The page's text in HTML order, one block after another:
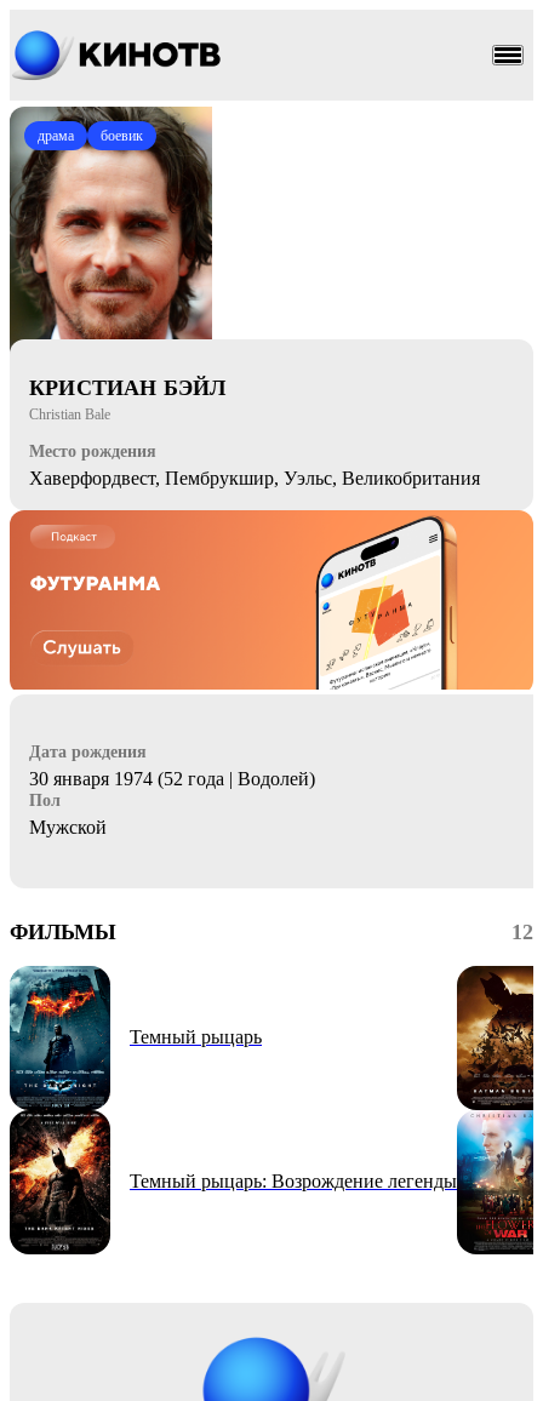
драма боевик
КРИСТИАН БЭЙЛ
Christian Bale
Место рождения
Хаверфордвест, Пембрукшир, Уэльс, Великобритания
Дата рождения
30 января 1974 (52 года | Водолей)
Пол
Мужской
ФИЛЬМЫ 12
Темный рыцарь
Темный рыцарь: Возрождение легенды